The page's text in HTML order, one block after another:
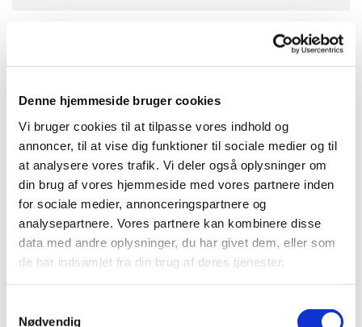
Denne hjemmeside bruger cookies
Vi bruger cookies til at tilpasse vores indhold og
annoncer, til at vise dig funktioner til sociale medier og til
at analysere vores trafik. Vi deler også oplysninger om
din brug af vores hjemmeside med vores partnere inden
for sociale medier, annonceringspartnere og
analysepartnere. Vores partnere kan kombinere disse
data med andre oplysninger, du har givet dem, eller som
de har indsamlet fra din brug af deres tjenester.
Nødvendig
3. onsdag i måneden mødes vi til morgensang, kaffe
og morgenbrød i Holsted kirke kl. 10:00 - 11:15
Pris Kr. 20,-